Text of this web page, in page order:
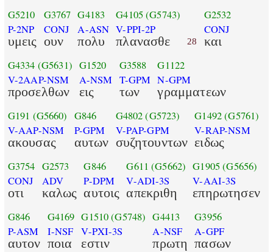
G5210
P-2NP
υμεις
G3767
CONJ
ουν
G4183
A-ASN
πολυ
G4105(G5743)
V-PPI-2P
πλανασθε 28
G2532
CONJ
και
G4334 (G5631)
V-2AAP-NSM
προσελθων
G1520
A-NSM
εις
G3588
T-GPM
των
G1122
N-GPM
γραμματεων
G191 (G5660)
V-AAP-NSM
ακουσας
G846
P-GPM
αυτων
G4802 (G5723)
V-PAP-GPM
συζητουντων
G1492(G5761)
V-RAP-NSM
ειδως
G3754
CONJ
οτι
G2573
ADV
καλως
G846
P-DPM
αυτοις
G611 (G5662)
V-ADI-3S
απεκριθη
G1905(G5656)
V-AAI-3S
επηρωτησεν
G846
P-ASM
αυτον
G4169
I-NSF
ποια
G1510(G5748)
V-PXI-3S
εστιν
G4413
A-NSF
πρωτη
G3956
A-GPF
πασων